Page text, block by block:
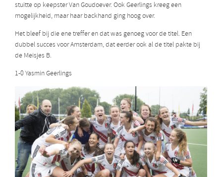
stuitte op keepster Van Goudoever. Ook Geerlings kreeg een
mogelijkheid, maar haar backhand ging hoog over.
Het bleef bij die ene treffer en dat was genoeg voor de titel. Een
dubbel succes voor Amsterdam, dat eerder ook al de titel pakte bij
de Meisjes B.
1-0 Yasmin Geerlings